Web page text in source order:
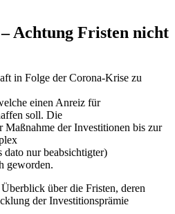
Achtung Fristen nicht
in Folge der Corona-Krise zu
einen Anreiz für
soll. Die
der Investitionen bis zur
nur beabsichtigter)
geworden.
über die Fristen, deren
der Investitionsprämie